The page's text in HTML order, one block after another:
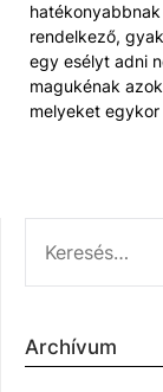
rendelkező,
egy esélyt adni
magukénak
melyeket
Archívum